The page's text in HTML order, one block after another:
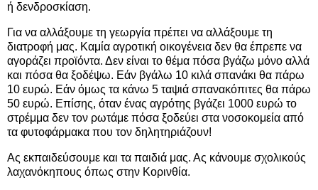
ή δενδροσκίαση.
Για να αλλάξουμε τη γεωργία πρέπει να αλλάξουμε τη
διατροφή μας. Καμία αγροτική οικογένεια δεν θα έπρεπε να
αγοράζει προϊόντα. Δεν είναι το θέμα πόσα βγάζω μόνο αλλά
και πόσα θα ξοδέψω. Εάν βγάλω 10 κιλά σπανάκι θα πάρω
10 ευρώ. Εάν όμως τα κάνω 5 ταψιά σπανακόπιτες θα πάρω
50 ευρώ. Επίσης, όταν ένας αγρότης βγάζει 1000 ευρώ το
στρέμμα δεν τον ρωτάμε πόσα ξοδεύει στα νοσοκομεία από
τα φυτοφάρμακα που τον δηλητηριάζουν!
Ας εκπαιδεύσουμε και τα παιδιά μας. Ας κάνουμε σχολικούς
λαχανόκηπους όπως στην Κορινθία.